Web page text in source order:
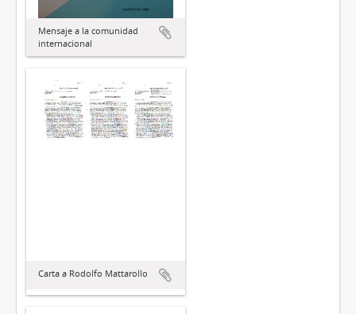
Mensaje a la comunidad
internacional
Carta a Rodolfo Mattarollo